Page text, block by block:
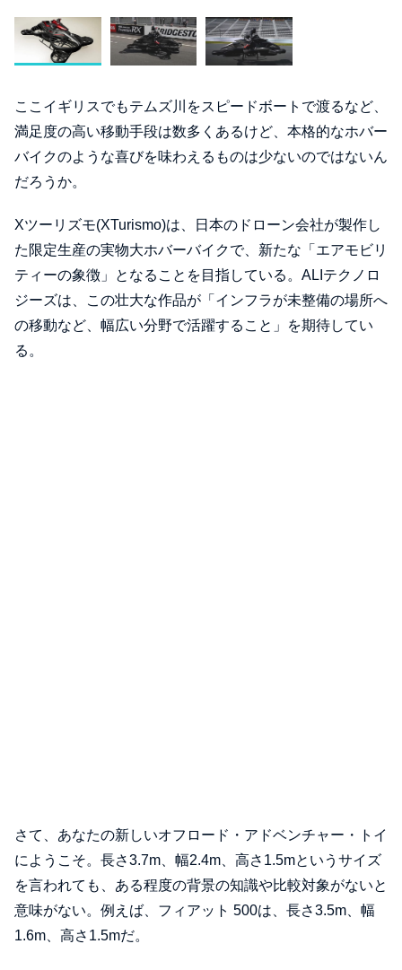
ここイギリスでもテムズ川をスピードボートで渡るなど、
満足度の高い移動手段は数多くあるけど、本格的なホバー
バイクのような喜びを味わえるものは少ないのではないん
だろうか。
Xツーリズモ(XTurismo)は、日本のドローン会社が製作し
た限定生産の実物大ホバーバイクで、新たな「エアモビリ
ティーの象徴」となることを目指している。ALIテクノロ
ジーズは、この壮大な作品が「インフラが未整備の場所へ
の移動など、幅広い分野で活躍すること」を期待してい
る。
さて、あなたの新しいオフロード・アドベンチャー・トイ
にようこそ。長さ3.7m、幅2.4m、高さ1.5mというサイズ
を言われても、ある程度の背景の知識や比較対象がないと
意味がない。例えば、フィアット 500は、長さ3.5m、幅
1.6m、高さ1.5mだ。